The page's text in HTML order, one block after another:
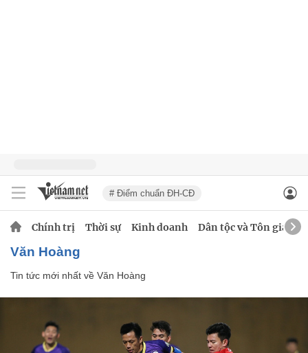
# Điểm chuẩn ĐH-CĐ
Chính trị Thời sự Kinh doanh Dân tộc và Tôn giáo
Văn Hoàng
Tin tức mới nhất về Văn Hoàng